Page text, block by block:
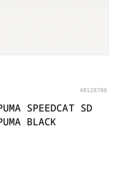
40128708
SPEEDCAT SD
BLACK